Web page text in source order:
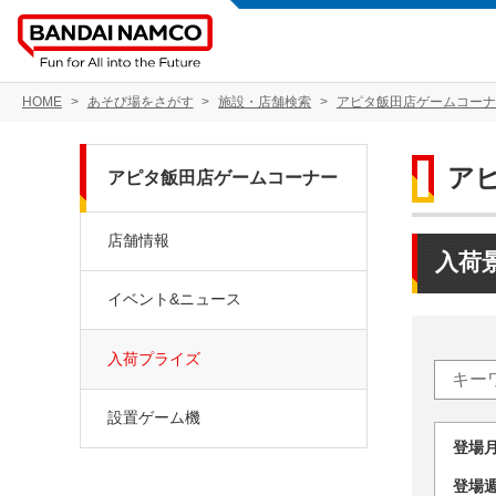
HOME あそび場をさがす 施設・店舗検索 アピタ飯田店ゲームコー
ア
入荷
登
登
アピタ飯田店ゲームコーナー
店舗情報
イベント&ニュース
入荷プライズ
設置ゲーム機